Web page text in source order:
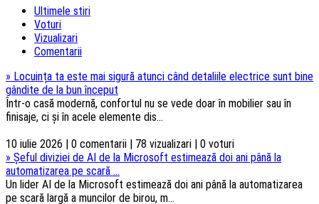
Ultimele stiri
Voturi
Vizualizari
Comentarii
» Locuința ta este mai sigură atunci când detaliile electrice sunt bine
gândite de la bun început
Într-o casă modernă, confortul nu se vede doar în mobilier sau în
finisaje, ci și în acele elemente dis...
10 iulie 2026 | 0 comentarii | 78 vizualizari | 0 voturi
» Șeful diviziei de AI de la Microsoft estimează doi ani până la
automatizarea pe scară ...
Un lider AI de la Microsoft estimează doi ani până la automatizarea
pe scară largă a muncilor de birou, m...